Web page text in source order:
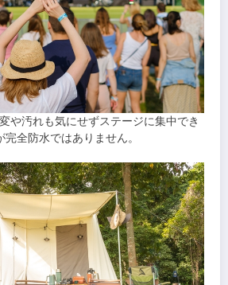
や汚れも気にせずステージに集中でき
全防水ではありません。